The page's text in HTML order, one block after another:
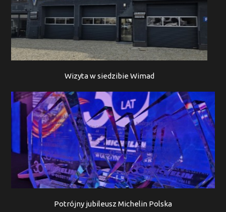
Wizyta w siedzibie Wimad
Potrójny jubileusz Michelin Polska